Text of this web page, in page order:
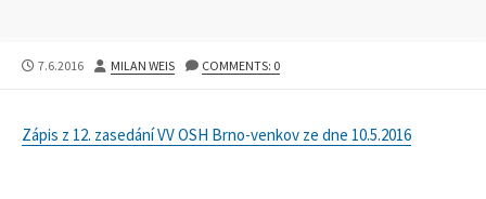
PUBLISHED
7.6.2016 AUTHOR
MILAN WEIS COMMENTS: 0
Zápis z 12. zasedání VV OSH Brno-venkov ze dne 10.5.2016